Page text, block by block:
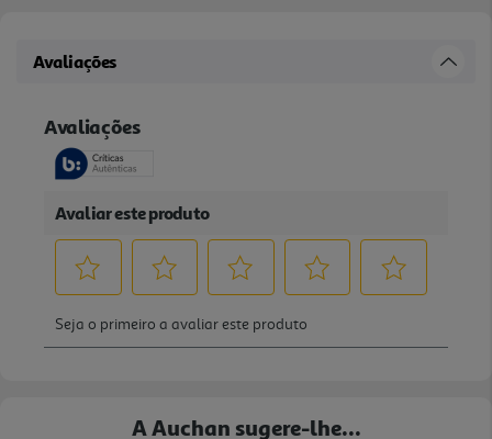
Avaliações
A Auchan sugere-lhe...